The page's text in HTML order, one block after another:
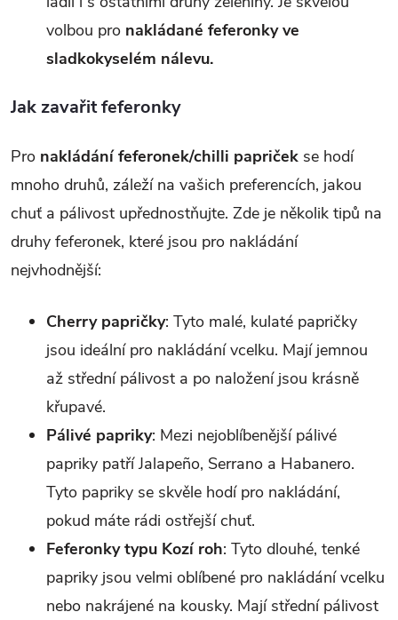
volbou pro nakládané feferonky ve
sladkokyselém nálevu.
Jak zavařit feferonky
Pro nakládání feferonek/chilli papriček se hodí
mnoho druhů, záleží na vašich preferencích, jakou
chuť a pálivost upřednostňujte. Zde je několik tipů na
druhy feferonek, které jsou pro nakládání
nejvhodnější:
Cherry papričky: Tyto malé, kulaté papričky
jsou ideální pro nakládání vcelku. Mají jemnou
až střední pálivost a po naložení jsou krásně
křupavé.
Pálivé papriky: Mezi nejoblíbenější pálivé
papriky patří Jalapeño, Serrano a Habanero.
Tyto papriky se skvěle hodí pro nakládání,
pokud máte rádi ostřejší chuť.
Feferonky typu Kozí roh: Tyto dlouhé, tenké
papriky jsou velmi oblíbené pro nakládání vcelku
nebo nakrájené na kousky. Mají střední pálivost